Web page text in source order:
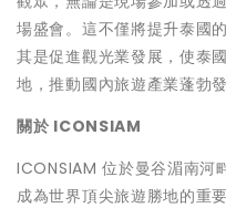
場盛會。這不僅將提升泰國
其是促進觀光業發展，使泰
地，推動國內旅遊產業蓬勃發
關於 ICONSIAM
ICONSIAM 位於曼谷湄南河
成為世界頂尖旅遊勝地的重